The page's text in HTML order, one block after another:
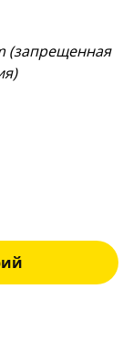
(запрещенная